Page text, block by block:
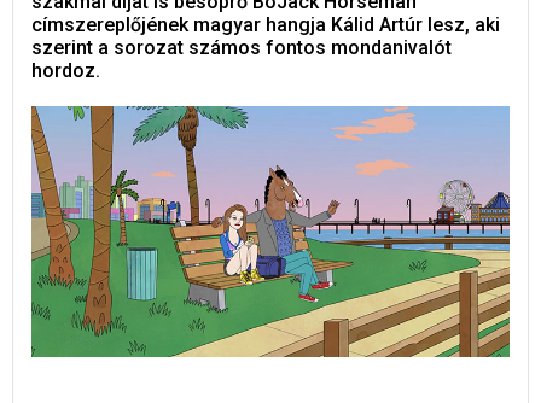
címszereplőjének magyar hangja Kálid Artúr lesz, aki
szerint a sorozat számos fontos mondanivalót
hordoz.